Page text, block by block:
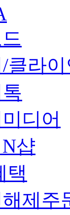
클라이
디어
샵
택
제주